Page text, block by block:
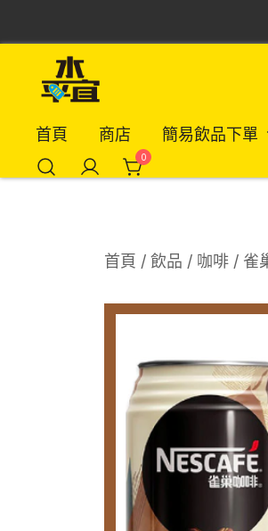
Vmart 水平宜
飲品批發倉 | 專營汽水、啤酒、
首頁 商店 簡易飲品下單
0
首頁 / 飲品 / 咖啡 / 雀